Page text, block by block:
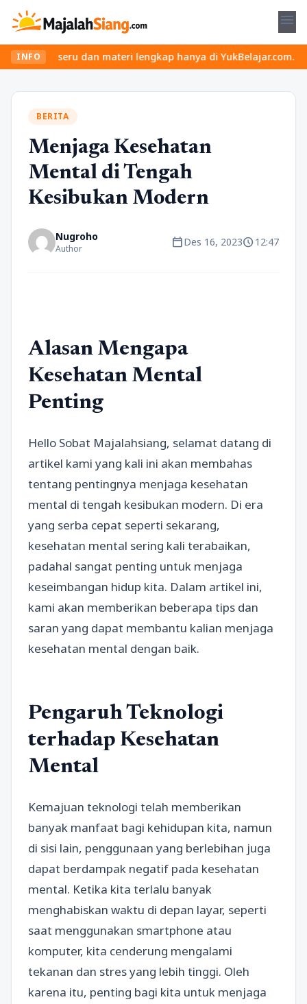
menu
INFOdan materi lengkap hanya di YukBelajar.com. Mulai
BERITA
Menjaga Kesehatan
Mental di Tengah
Kesibukan Modern
Nugroho
Author calendar_todayDes 16, 2023schedule12:47
Alasan Mengapa
Kesehatan Mental
Penting
Hello Sobat Majalahsiang, selamat datang di
artikel kami yang kali ini akan membahas
tentang pentingnya menjaga kesehatan
mental di tengah kesibukan modern. Di era
yang serba cepat seperti sekarang,
kesehatan mental sering kali terabaikan,
padahal sangat penting untuk menjaga
keseimbangan hidup kita. Dalam artikel ini,
kami akan memberikan beberapa tips dan
saran yang dapat membantu kalian menjaga
kesehatan mental dengan baik.
Pengaruh Teknologi
terhadap Kesehatan
Mental
Kemajuan teknologi telah memberikan
banyak manfaat bagi kehidupan kita, namun
di sisi lain, penggunaan yang berlebihan juga
dapat berdampak negatif pada kesehatan
mental. Ketika kita terlalu banyak
menghabiskan waktu di depan layar, seperti
saat menggunakan smartphone atau
komputer, kita cenderung mengalami
tekanan dan stres yang lebih tinggi. Oleh
karena itu, penting bagi kita untuk menjaga